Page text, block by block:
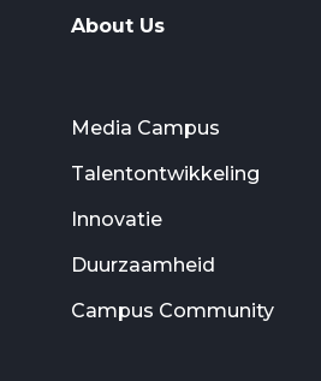
About Us
Media Campus
Talentontwikkeling
Innovatie
Duurzaamheid
Campus Community